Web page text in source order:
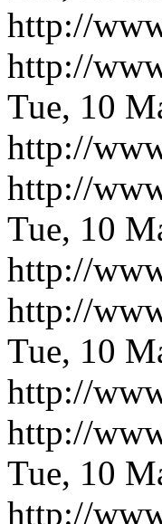
http://
http://
Tue, 10
http://
http://
Tue, 10
http://
http://
Tue, 10
http://
http://
Tue, 10
http://